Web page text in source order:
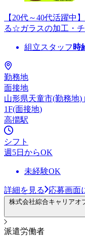
【20代～40代活躍中
る☆ガラスの加工・
組立スタッフ 時
勤務地
面接地
山形県天童市(勤務地)
1F(面接地)
高擶駅
シフト
週5日からOK
未経験OK
詳細を見る 応募画面
株式会社綜合キャリアオ
派遣労働者